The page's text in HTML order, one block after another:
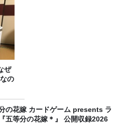
ぜ
の
の花嫁 カードゲーム presents ラ
五等分の花嫁＊』 公開収録2026